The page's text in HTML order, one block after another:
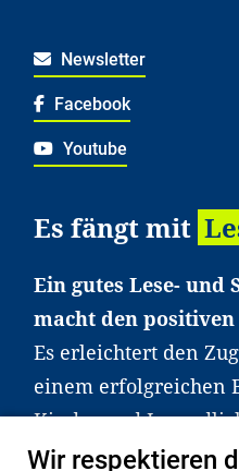
Newsletter
Facebook
Youtube
Es fängt mit
Ein gutes Lese- und
macht den
Es erleichtert den
einem erfolgreichen
Kinder und
haben aber große
Wir respektieren